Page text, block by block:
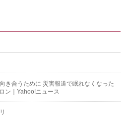
き合うために 災害報道で眠れなくなった
ン｜Yahoo!ニュース